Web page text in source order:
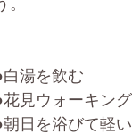
白湯を飲む
花見ウォーキング
朝日を浴びて軽